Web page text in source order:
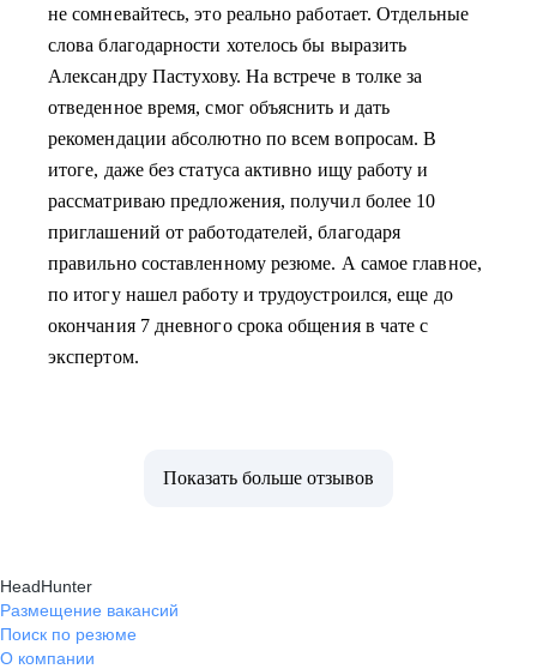
не сомневайтесь, это реально работает. Отдельные
слова благодарности хотелось бы выразить
Александру Пастухову. На встрече в толке за
отведенное время, смог объяснить и дать
рекомендации абсолютно по всем вопросам. В
итоге, даже без статуса активно ищу работу и
рассматриваю предложения, получил более 10
приглашений от работодателей, благодаря
правильно составленному резюме. А самое главное,
по итогу нашел работу и трудоустроился, еще до
окончания 7 дневного срока общения в чате с
экспертом.
Показать больше отзывов
HeadHunter
Размещение вакансий
Поиск по резюме
О компании